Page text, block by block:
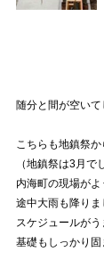
随分と間が空いて
こちらも地鎮祭
（地鎮祭は3月で
内海町の現場がよ
途中大雨も降りま
スケジュールが
基礎もしっかり固